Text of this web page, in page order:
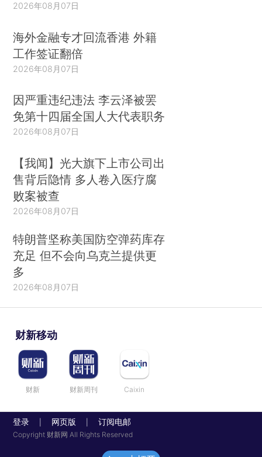
2026年08月07日
海外金融专才回流香港 外籍
工作签证翻倍
2026年08月07日
因严重违纪违法 李云泽被罢
免第十四届全国人大代表职务
2026年08月07日
【我闻】光大旗下上市公司出
售背后隐情 多人卷入医疗腐
败案被查
2026年08月07日
特朗普坚称美国防空弹药库存
充足 但不会向乌克兰提供更
多
2026年08月07日
财新移动
财新 财新周刊 Caixin
登录 网页版 订阅电邮
Copyright 财新网 All Rights Reserved